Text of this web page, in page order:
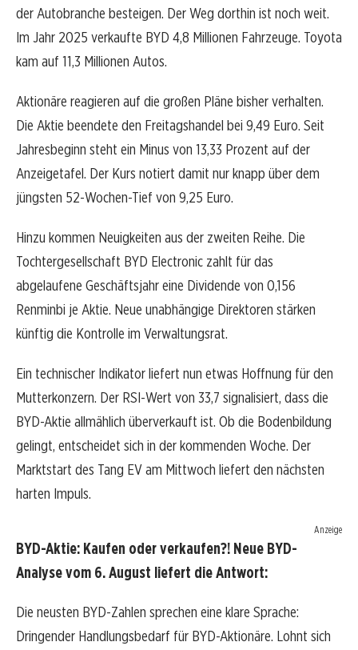
der Autobranche besteigen. Der Weg dorthin ist noch weit.
Im Jahr 2025 verkaufte BYD 4,8 Millionen Fahrzeuge. Toyota
kam auf 11,3 Millionen Autos.
Aktionäre reagieren auf die großen Pläne bisher verhalten.
Die Aktie beendete den Freitagshandel bei 9,49 Euro. Seit
Jahresbeginn steht ein Minus von 13,33 Prozent auf der
Anzeigetafel. Der Kurs notiert damit nur knapp über dem
jüngsten 52-Wochen-Tief von 9,25 Euro.
Hinzu kommen Neuigkeiten aus der zweiten Reihe. Die
Tochtergesellschaft BYD Electronic zahlt für das
abgelaufene Geschäftsjahr eine Dividende von 0,156
Renminbi je Aktie. Neue unabhängige Direktoren stärken
künftig die Kontrolle im Verwaltungsrat.
Ein technischer Indikator liefert nun etwas Hoffnung für den
Mutterkonzern. Der RSI-Wert von 33,7 signalisiert, dass die
BYD-Aktie allmählich überverkauft ist. Ob die Bodenbildung
gelingt, entscheidet sich in der kommenden Woche. Der
Marktstart des Tang EV am Mittwoch liefert den nächsten
harten Impuls.
Anzeige
BYD-Aktie: Kaufen oder verkaufen?! Neue BYD-
Analyse vom 6. August liefert die Antwort:
Die neusten BYD-Zahlen sprechen eine klare Sprache:
Dringender Handlungsbedarf für BYD-Aktionäre. Lohnt sich